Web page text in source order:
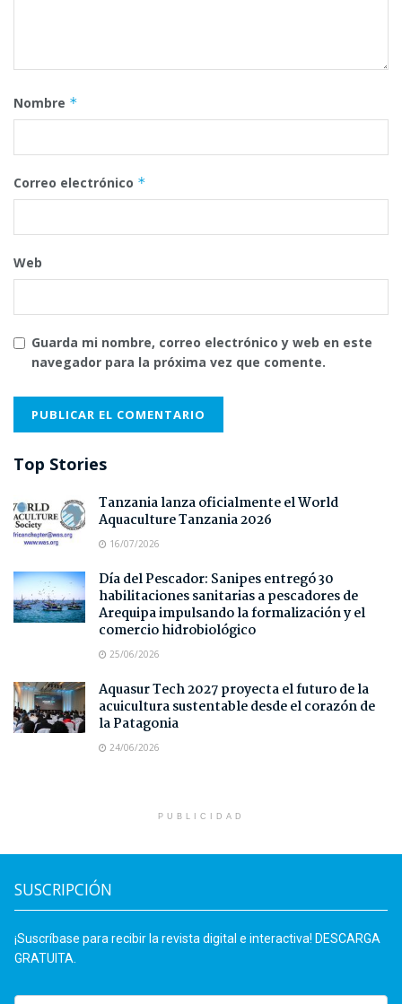
Nombre *
Correo electrónico *
Web
Guarda mi nombre, correo electrónico y web en este
navegador para la próxima vez que comente.
Top Stories
Tanzania lanza oficialmente el World
Aquaculture Tanzania 2026
16/07/2026
Día del Pescador: Sanipes entregó 30
habilitaciones sanitarias a pescadores de
Arequipa impulsando la formalización y el
comercio hidrobiológico
25/06/2026
Aquasur Tech 2027 proyecta el futuro de la
acuicultura sustentable desde el corazón de
la Patagonia
24/06/2026
PUBLICIDAD
SUSCRIPCIÓN
¡Suscríbase para recibir la revista digital e interactiva! DESCARGA
GRATUITA.